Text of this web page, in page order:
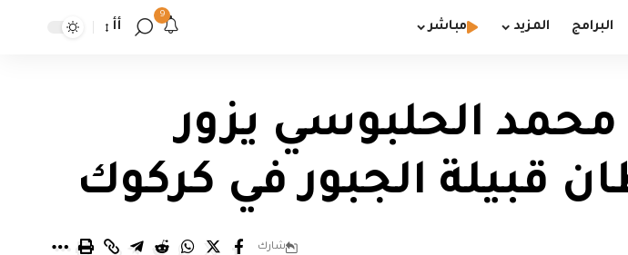
البرامج المزيد مباشر
9
أأ
الحلبوسي يزور
الجبور في كركوك
شارك